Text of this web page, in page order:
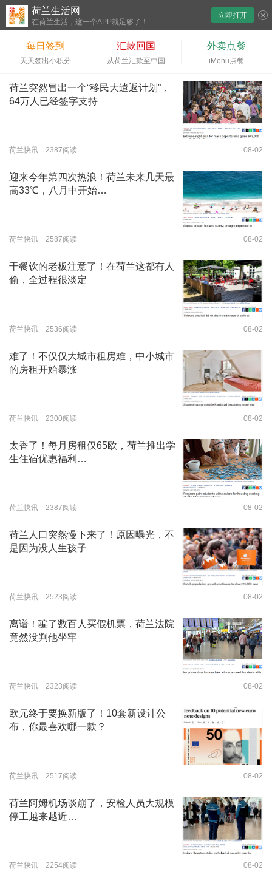
荷兰生活网
在荷兰生活，这一个APP就足够了！
立即打开
每日签到
天天签出小积分
汇款回国
从荷兰汇款至中国
外卖点餐
iMenu点餐
荷兰突然冒出一个“移民大遣返计划”，
64万人已经签字支持
荷兰快讯 2387阅读 08-02
迎来今年第四次热浪！荷兰未来几天最
高33℃，八月中开始…
荷兰快讯 2587阅读 08-02
干餐饮的老板注意了！在荷兰这都有人
偷，全过程很淡定
荷兰快讯 2536阅读 08-02
难了！不仅仅大城市租房难，中小城市
的房租开始暴涨
荷兰快讯 2300阅读 08-02
太香了！每月房租仅65欧，荷兰推出学
生住宿优惠福利…
荷兰快讯 2387阅读 08-02
荷兰人口突然慢下来了！原因曝光，不
是因为没人生孩子
荷兰快讯 2523阅读 08-02
离谱！骗了数百人买假机票，荷兰法院
竟然没判他坐牢
荷兰快讯 2323阅读 08-02
欧元终于要换新版了！10套新设计公
布，你最喜欢哪一款？
荷兰快讯 2517阅读 08-02
荷兰阿姆机场谈崩了，安检人员大规模
停工越来越近…
荷兰快讯 2254阅读 08-02